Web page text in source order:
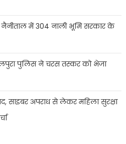
में 304 नाली भूमि सरकार के
पुलिस ने चरस तस्कर को भेजा
साइबर अपराध से लेकर महिला सुरक्षा